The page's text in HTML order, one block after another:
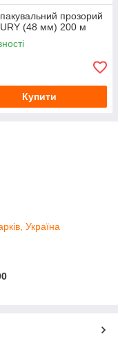
прозорий
(48 мм) 200 м
Купити
Україна